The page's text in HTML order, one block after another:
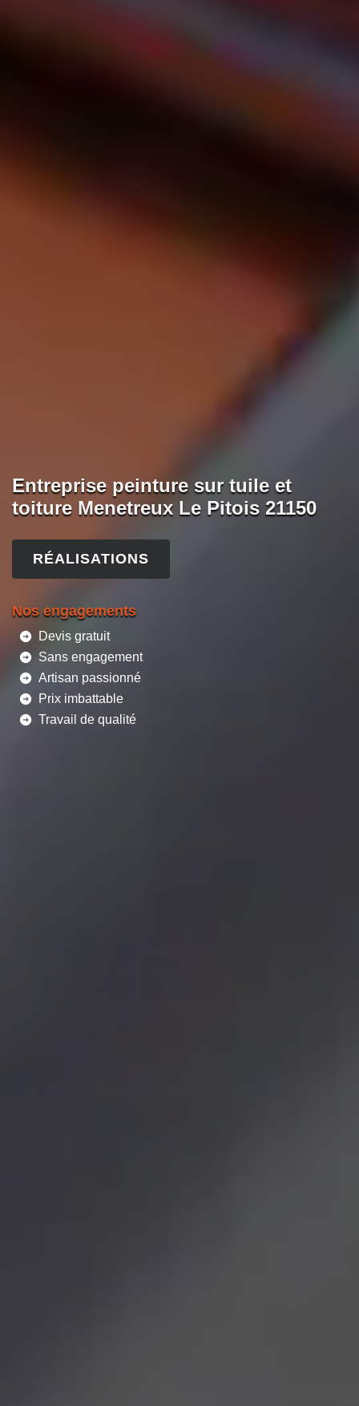
Entreprise peinture sur tuile et
toiture Menetreux Le Pitois 21150
RÉALISATIONS
Nos engagements
Devis gratuit
Sans engagement
Artisan passionné
Prix imbattable
Travail de qualité